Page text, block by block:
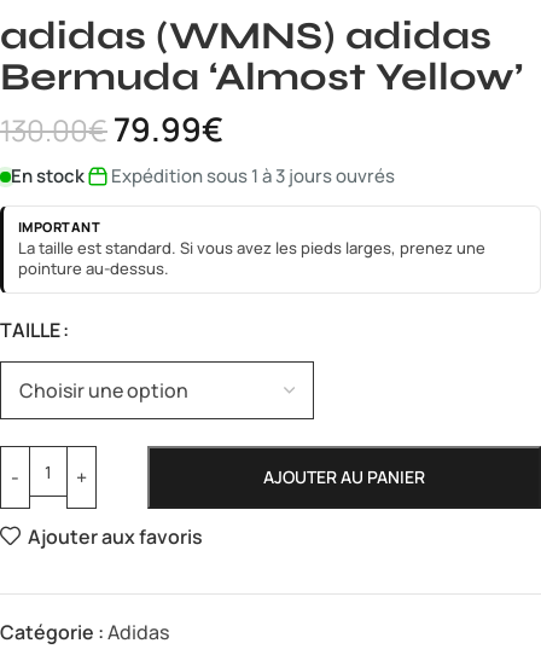
adidas (WMNS) adidas
Bermuda ‘Almost Yellow’
130.00€79.99€
En stock Expédition sous 1 à 3 jours ouvrés
IMPORTANT
La taille est standard. Si vous avez les pieds larges, prenez une
pointure au-dessus.
TAILLE
AJOUTER AU PANIER
Ajouter aux favoris
Catégorie :Adidas